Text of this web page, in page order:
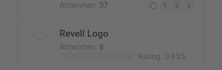
Antworten: 37 1 2 3
Revell Logo
Antworten: 8
Rating: 0.85%